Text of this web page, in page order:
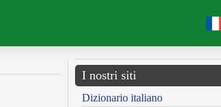
I nostri siti
Dizionario italiano